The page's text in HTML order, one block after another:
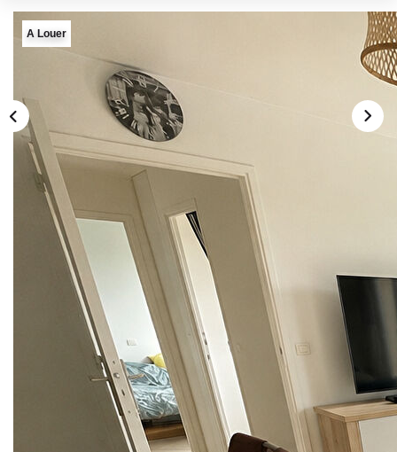
CONTACT
A Louer
Description
Bienvenue à VILLIERS SUR MARNE,
Dans un petit immeuble calme et sécurisé, proche accès